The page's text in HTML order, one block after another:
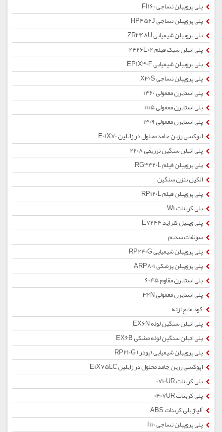
پلی پروپیلن نساجی FI160
پلی پروپیلن نساجی HP456J
پلی پروپیلن شیمیایی ZR348U
پلی اتیلن سبک فیلم 2426E02
پلی پروپیلن شیمیایی EP1X30F
پلی پروپیلن نساجی X30S
پلی استایرن معمولی 1460
پلی استایرن معمولی 1115
پلی استایرن معمولی 1309
اپوکسی رزین جامد محلول در زایلین E01X70
پلی اتیلن سنگین تزریقی 2208
پلی پروپیلن فیلم RG3420L
الکیل بنزن سنگین
پلی پروپیلن فیلم RP120L
پلی کربنات W1
پلی وینیل کلراید E7244
سولفات سدیم
پلی پروپیلن شیمیایی RP240G
پلی پروپیلن پزشکی ARP801
پلی استایرن مقاوم 6045
پلی استایرن معمولی 32N
کود مایع ازته
پلی اتیلن سنگین لوله EX6N
پلی اتیلن سنگین لوله مشکی EX6B
پلی پروپیلن شیمیایی (پودر) RP210G
اپوکسی رزین جامد محلول در زایلین E1X75LC
پلی کربنات 0710UR
پلی کربنات 0407UR
آلیاژ پلی کربنات ABS
پلی پروپیلن نساجی I110